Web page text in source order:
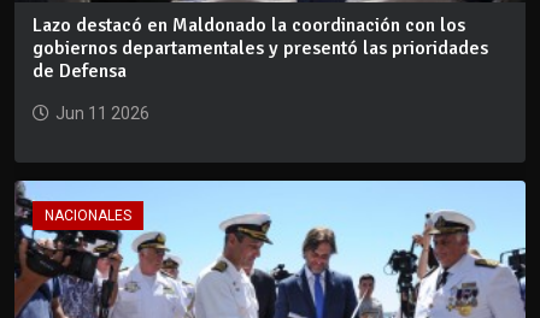
Lazo destacó en Maldonado la coordinación con los
gobiernos departamentales y presentó las prioridades
de Defensa
Jun 11 2026
NACIONALES